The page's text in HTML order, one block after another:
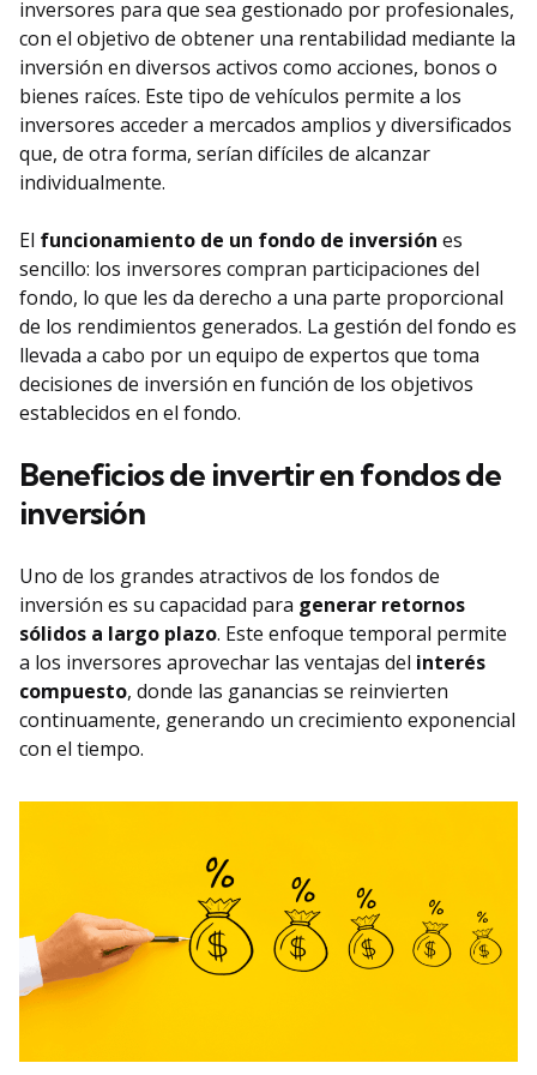
inversores para que sea gestionado por profesionales,
con el objetivo de obtener una rentabilidad mediante la
inversión en diversos activos como acciones, bonos o
bienes raíces. Este tipo de vehículos permite a los
inversores acceder a mercados amplios y diversificados
que, de otra forma, serían difíciles de alcanzar
individualmente.
El funcionamiento de un fondo de inversión es
sencillo: los inversores compran participaciones del
fondo, lo que les da derecho a una parte proporcional
de los rendimientos generados. La gestión del fondo es
llevada a cabo por un equipo de expertos que toma
decisiones de inversión en función de los objetivos
establecidos en el fondo.
Beneficios de invertir en fondos de
inversión
Uno de los grandes atractivos de los fondos de
inversión es su capacidad para generar retornos
sólidos a largo plazo. Este enfoque temporal permite
a los inversores aprovechar las ventajas del interés
compuesto, donde las ganancias se reinvierten
continuamente, generando un crecimiento exponencial
con el tiempo.